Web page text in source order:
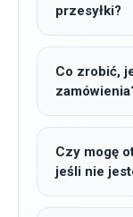
przesyłki?
Co zrobić,
Czy mogę
jeśli nie